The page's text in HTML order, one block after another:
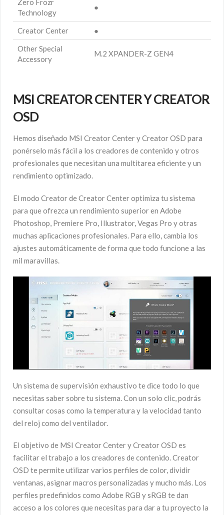
Zero Frozr
Technology
●
Creator Center
●
Other Special
Accessory
M.2 XPANDER-Z GEN4
MSI CREATOR CENTER Y CREATOR
OSD
Hemos diseñado MSI Creator Center y Creator OSD para
ponérselo más fácil a los creadores de contenido y otros
profesionales que necesitan una multitarea eficiente y un
rendimiento optimizado.
El modo Creator de Creator Center optimiza tu sistema
para que ofrezca un rendimiento superior en Adobe
Photoshop, Premiere Pro, Illustrator, Vegas Pro y otras
muchas aplicaciones profesionales. Para ello, cambia los
ajustes automáticamente de forma que todo funcione a las
mil maravillas.
Un sistema de supervisión exhaustivo te dice todo lo que
necesitas saber sobre tu sistema. Con un solo clic, podrás
consultar cosas como la temperatura y la velocidad tanto
del reloj como del ventilador.
El objetivo de MSI Creator Center y Creator OSD es
facilitar el trabajo a los creadores de contenido. Creator
OSD te permite utilizar varios perfiles de color, dividir
ventanas, asignar macros personalizadas y mucho más. Los
perfiles predefinidos como Adobe RGB y sRGB te dan
acceso a los colores que necesitas para dar a tu proyecto la